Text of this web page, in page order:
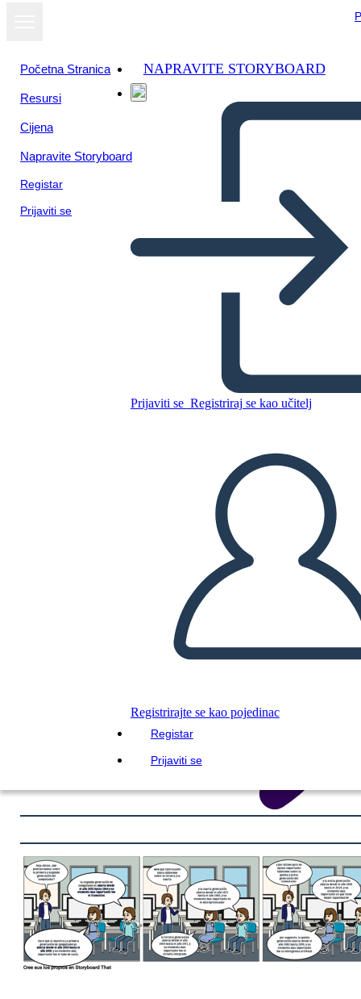
Početna Stranica
Resursi
Cijena
Napravite Storyboard
Registar
Prijaviti se
NAPRAVITE STORYBOARD
Prijaviti se Registriraj se kao učitelj
Registrirajte se kao pojedinac
Registar
Prijaviti se
Kopirajte ovaj Storyboard
REPRODUCIRAJ DIJAPROJEKCIJU
ČITAJ MI
Prikaži kao
dijaprojekciju